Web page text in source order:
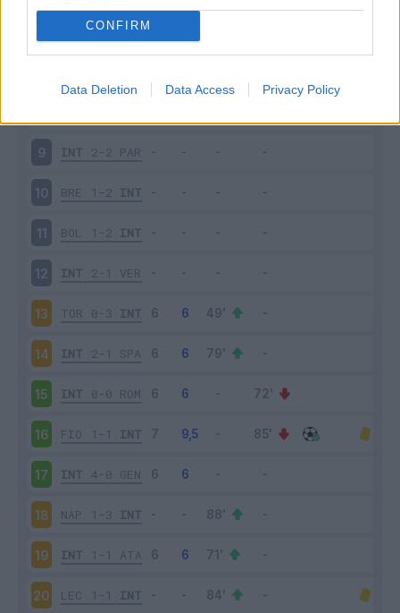
CONFIRM
Data Deletion Data Access Privacy Policy
1-3 INT
9 INT 2-2 PAR
10 BRE 1-2 INT
11 BOL 1-2 INT
12 INT 2-1 VER
13 TOR 0-3 INT
14 INT 2-1 SPA
15 INT 0-0 ROM
16 FIO 1-1 INT
17 INT 4-0 GEN
18 NAP 1-3 INT
19 INT 1-1 ATA
20 LEC 1-1 INT